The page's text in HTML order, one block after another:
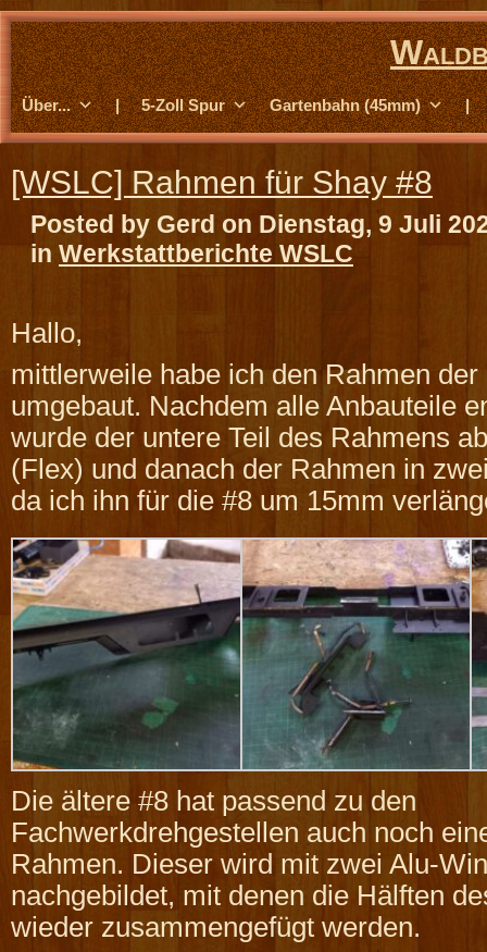
Über... | 5-Zoll Spur Gartenbahn (45mm) |
[WSLC] Rahmen für Shay #8
Posted by Gerd on Dienstag, 9 Juli
in Werkstattberichte WSLC
Hallo,
mittlerweile habe ich den Rahmen
umgebaut. Nachdem alle Anbauteile
wurde der untere Teil des Rahmens
(Flex) und danach der Rahmen in
da ich ihn für die #8 um 15mm
Die ältere #8 hat passend zu den
Fachwerkdrehgestellen auch noch
Rahmen. Dieser wird mit zwei Alu-
nachgebildet, mit denen die Hälften
wieder zusammengefügt werden.